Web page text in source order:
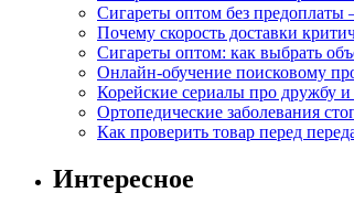
Сигареты оптом без
Почему скорость доставки
Сигареты оптом: как выбрать
Онлайн-обучение поисковому
Корейские сериалы про дружбу
Ортопедические заболевания
Как проверить товар перед
Интересное